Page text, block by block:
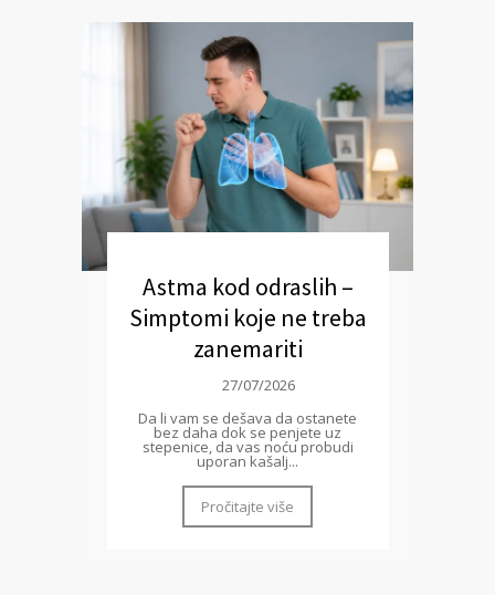
Astma kod odraslih –
Simptomi koje ne treba
zanemariti
27/07/2026
Da li vam se dešava da ostanete
bez daha dok se penjete uz
stepenice, da vas noću probudi
uporan kašalj...
Pročitajte više